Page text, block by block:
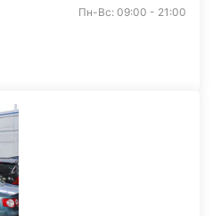
Пн-Вс: 09:00 - 21:00